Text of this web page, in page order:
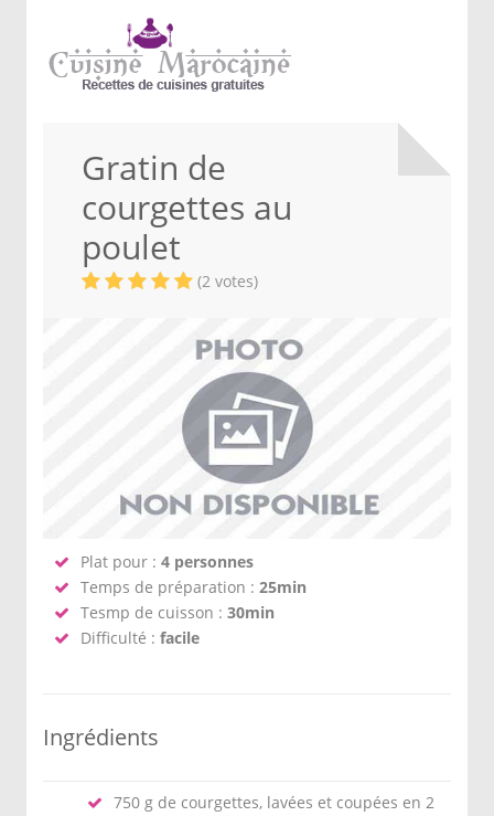
Gratin de
courgettes au
poulet
(2 votes)
Plat pour : 4 personnes
Temps de préparation : 25min
Tesmp de cuisson : 30min
Difficulté : facile
Ingrédients
750 g de courgettes, lavées et coupées en 2